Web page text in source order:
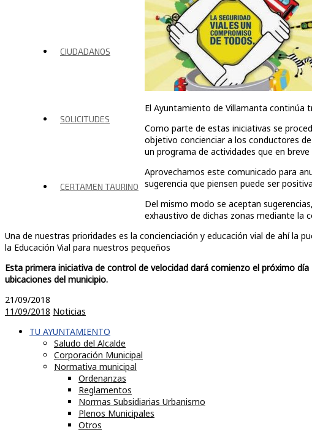
CIUDADANOS
SOLICITUDES
CERTAMEN TAURINO
El Ayuntamiento de Villamanta continúa
Como parte de estas iniciativas se
objetivo concienciar a los conductores
un programa de actividades que en
Aprovechamos este comunicado para
sugerencia que piensen puede ser
Del mismo modo se aceptan
exhaustivo de dichas zonas mediante la
Una de nuestras prioridades es la concienciación y educación vial de ahí
la Educación Vial para nuestros pequeños
Esta primera iniciativa de control de velocidad dará comienzo el próximo
ubicaciones del municipio.
21/09/2018
11/09/2018 Noticias
TU AYUNTAMIENTO
Saludo del Alcalde
Corporación Municipal
Normativa municipal
Ordenanzas
Reglamentos
Normas Subsidiarias Urbanismo
Plenos Municipales
Otros